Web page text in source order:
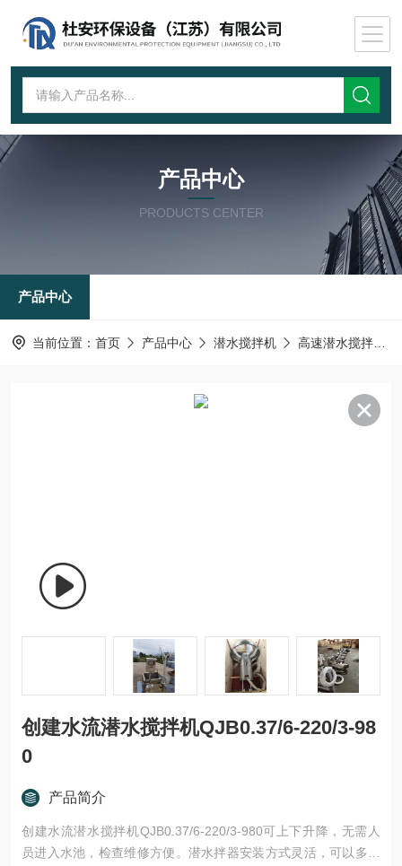
产品中心
PRODUCTS CENTER
产品中心
当前位置： 首页 产品中心 潜水搅拌机 高速潜水搅拌机
创建水流潜水搅拌机QJB0.37/6-220/3-98
0
产品简介
创建水流潜水搅拌机QJB0.37/6-220/3-980可上下升降，无需人
员进入水池，检查维修方便。潜水拌器安装方式灵活，可以多个